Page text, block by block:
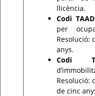
llicència.
Codi
per
Resolució:
anys.
Codi
Resolució:
de cinc